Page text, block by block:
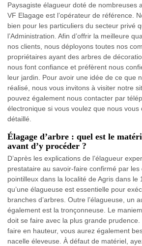
Paysagiste élagueur doté de nombreuses
VF Elagage est l’opérateur de référence.
bien pour les particuliers du secteur privé
l’Administration. Afin d’offrir la meilleure
nos clients, nous déployons toutes nos
propriétaires ayant des arbres de
nous font confiance et préfèrent nous
leur jardin. Pour avoir une idée de ce que
réalisé, nous vous invitons à visiter notre
pouvez également nous contacter par
électronique si vous voulez que nous vous
détaillé.
Élagage d’arbre : quel est le
avant d’y procéder ?
D’après les explications de l’élagueur
prestataire au savoir-faire confirmé par les
pointilleux dans la localité de Agris dans le
qu’une élagueuse est essentielle pour
branches d’arbres. Outre l’élagueuse, un
également est la tronçonneuse. Le
doit se faire avec la plus grande
faire en hauteur, vous aurez également
nacelle éleveuse. À défaut de matériel,